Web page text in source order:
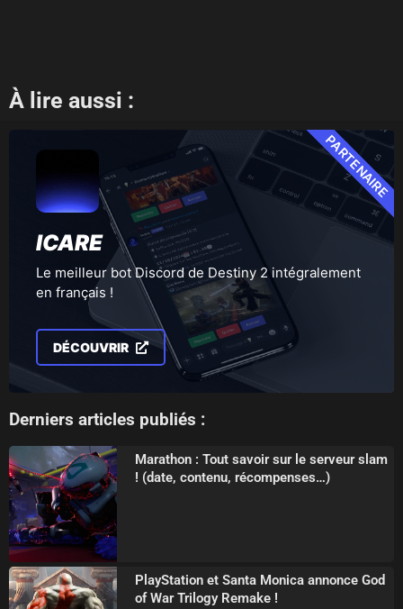
À lire aussi :
ICARE
Le meilleur bot Discord de Destiny 2 intégralement
en français !
DÉCOUVRIR
PARTENAIRE
Derniers articles publiés :
Marathon : Tout savoir sur le serveur slam
! (date, contenu, récompenses…)
PlayStation et Santa Monica annonce God
of War Trilogy Remake !